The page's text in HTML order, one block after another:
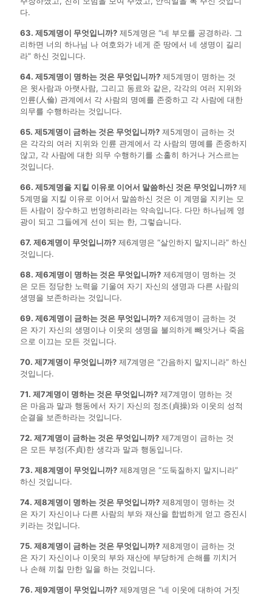
다.
63. 제5계명이 무엇입니까? 제5계명은 “네 부모를 공경하라. 그
리하면 너의 하나님 나 여호와가 네게 준 땅에서 네 생명이 길리
라” 하신 것입니다.
64. 제5계명이 명하는 것은 무엇입니까? 제5계명이 명하는 것
은 윗사람과 아랫사람, 그리고 동료와 같은, 각각의 여러 지위와
인륜(人倫) 관계에서 각 사람의 명예를 존중하고 각 사람에 대한
의무를 수행하라는 것입니다.
65. 제5계명이 금하는 것은 무엇입니까? 제5계명이 금하는 것
은 각각의 여러 지위와 인륜 관계에서 각 사람의 명예를 존중하지
않고, 각 사람에 대한 의무 수행하기를 소홀히 하거나 거스르는
것입니다.
66. 제5계명을 지킬 이유로 이어서 말씀하신 것은 무엇입니까?제
5계명을 지킬 이유로 이어서 말씀하신 것은 이 계명을 지키는 모
든 사람이 장수하고 번영하리라는 약속입니다. 다만 하나님께 영
광이 되고 그들에게 선이 되는 한, 그렇습니다.
67. 제6계명이 무엇입니까? 제6계명은 “살인하지 말지니라” 하신
것입니다.
68. 제6계명이 명하는 것은 무엇입니까? 제6계명이 명하는 것
은 모든 정당한 노력을 기울여 자기 자신의 생명과 다른 사람의
생명을 보존하라는 것입니다.
69. 제6계명이 금하는 것은 무엇입니까? 제6계명이 금하는 것
은 자기 자신의 생명이나 이웃의 생명을 불의하게 빼앗거나 죽음
으로 이끄는 모든 것입니다.
70. 제7계명이 무엇입니까? 제7계명은 “간음하지 말지니라” 하신
것입니다.
71. 제7계명이 명하는 것은 무엇입니까? 제7계명이 명하는 것
은 마음과 말과 행동에서 자기 자신의 정조(貞操)와 이웃의 성적
순결을 보존하라는 것입니다.
72. 제7계명이 금하는 것은 무엇입니까? 제7계명이 금하는 것
은 모든 부정(不貞)한 생각과 말과 행동입니다.
73. 제8계명이 무엇입니까? 제8계명은 “도둑질하지 말지니라”
하신 것입니다.
74. 제8계명이 명하는 것은 무엇입니까? 제8계명이 명하는 것
은 자기 자신이나 다른 사람의 부와 재산을 합법하게 얻고 증진시
키라는 것입니다.
75. 제8계명이 금하는 것은 무엇입니까? 제8계명이 금하는 것
은 자기 자신이나 이웃의 부와 재산에 부당하게 손해를 끼치거
나 손해 끼칠 만한 일을 하는 것입니다.
76. 제9계명이 무엇입니까? 제9계명은 “네 이웃에 대하여 거짓